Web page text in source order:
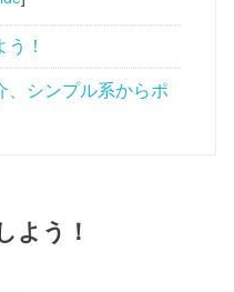
！
、シンプル系からポ
よう！